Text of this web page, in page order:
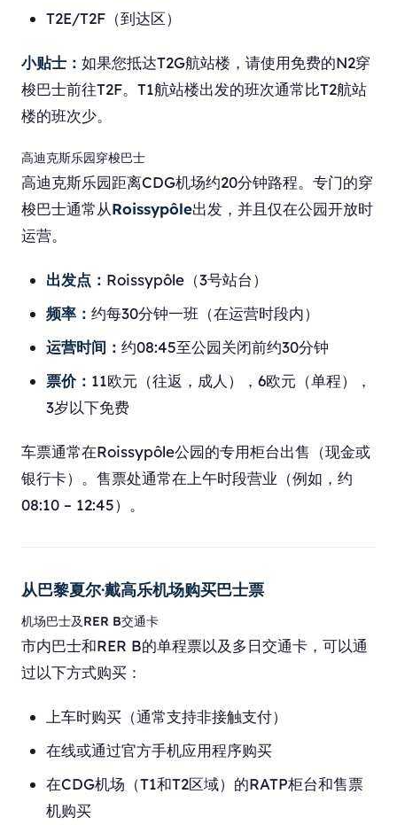
T2E/T2F（到达区）
小贴士： 如果您抵达T2G航站楼，请使用免费的N2穿
梭巴士前往T2F。T1航站楼出发的班次通常比T2航站
楼的班次少。
高迪克斯乐园穿梭巴士
高迪克斯乐园距离CDG机场约20分钟路程。专门的穿
梭巴士通常从Roissypôle出发，并且仅在公园开放时
运营。
出发点： Roissypôle（3号站台）
频率： 约每30分钟一班（在运营时段内）
运营时间： 约08:45至公园关闭前约30分钟
票价： 11欧元（往返，成人），6欧元（单程），
3岁以下免费
车票通常在Roissypôle公园的专用柜台出售（现金或
银行卡）。售票处通常在上午时段营业（例如，约
08:10 – 12:45）。
从巴黎夏尔·戴高乐机场购买巴士票
机场巴士及RER B交通卡
市内巴士和RER B的单程票以及多日交通卡，可以通
过以下方式购买：
上车时购买（通常支持非接触支付）
在线或通过官方手机应用程序购买
在CDG机场（T1和T2区域）的RATP柜台和售票
机购买